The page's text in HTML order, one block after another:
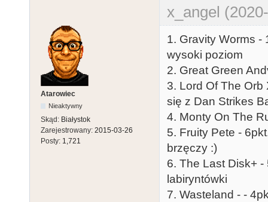
x_angel
Atarowiec
Nieaktywny
Skąd: Białystok
Zarejestrowany: 2015-03-26
Posty: 1,721
1. Gravity Worms -
wysoki poziom
2. Great Green
3. Lord Of The Orb
się z Dan Strikes
4. Monty On The
5. Fruity Pete -
brzęczy :)
6. The Last Disk+
labiryntówki
7. Wasteland - -